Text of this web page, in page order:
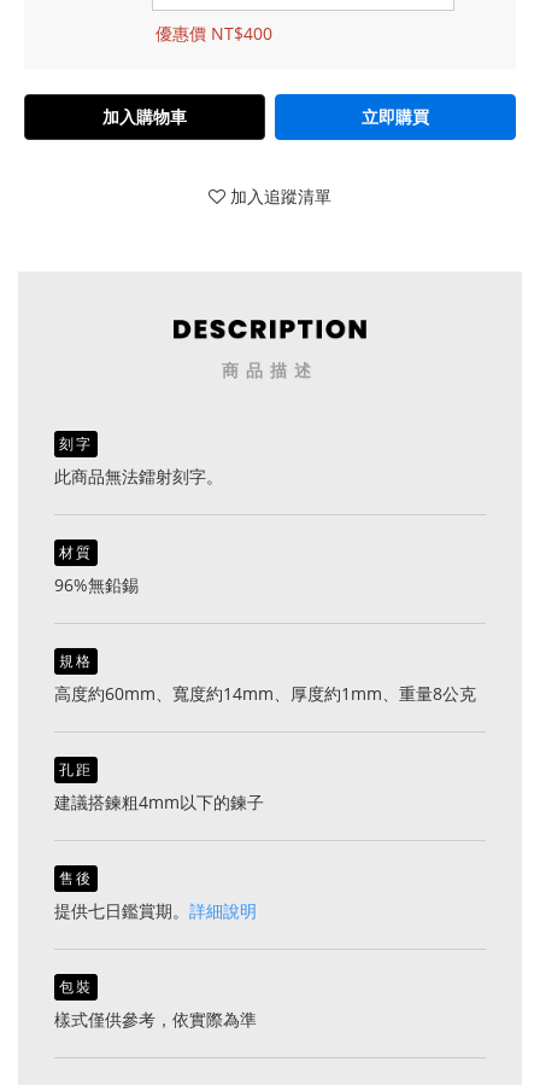
優惠價 NT$400
加入購物車 立即購買
加入追蹤清單
商品描述
刻字
此商品無法鐳射刻字。
材質
96%無鉛錫
規格
高度約60mm、寬度約14mm、厚度約1mm、重量8公克
孔距
建議搭鍊粗4mm以下的鍊子
售後
提供七日鑑賞期。 詳細說明
包裝
樣式僅供參考，依實際為準